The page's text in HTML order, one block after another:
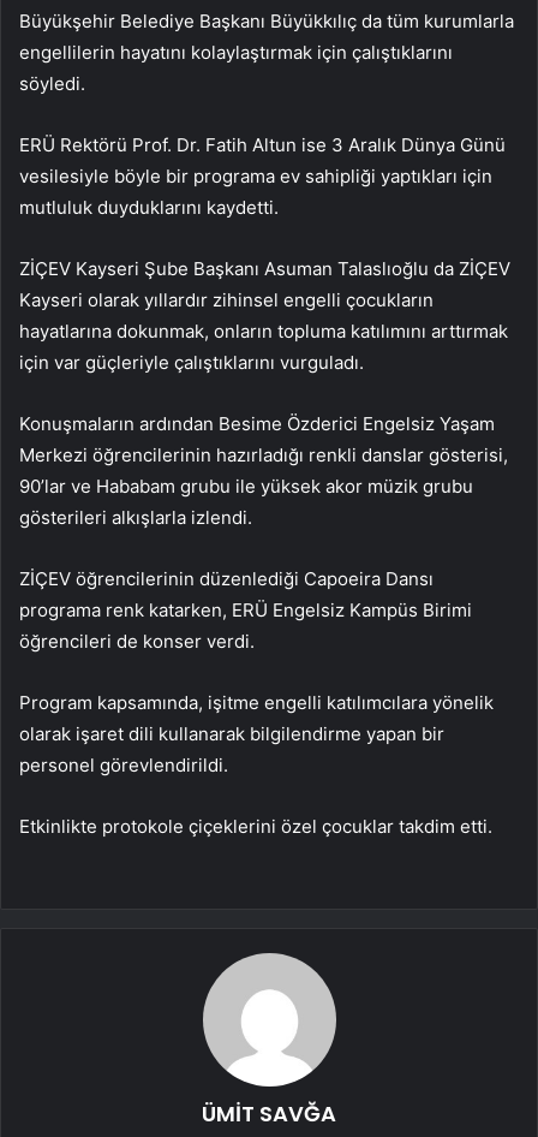
Büyükşehir Belediye Başkanı Büyükkılıç da tüm kurumlarla
engellilerin hayatını kolaylaştırmak için çalıştıklarını
söyledi.
ERÜ Rektörü Prof. Dr. Fatih Altun ise 3 Aralık Dünya Günü
vesilesiyle böyle bir programa ev sahipliği yaptıkları için
mutluluk duyduklarını kaydetti.
ZİÇEV Kayseri Şube Başkanı Asuman Talaslıoğlu da ZİÇEV
Kayseri olarak yıllardır zihinsel engelli çocukların
hayatlarına dokunmak, onların topluma katılımını arttırmak
için var güçleriyle çalıştıklarını vurguladı.
Konuşmaların ardından Besime Özderici Engelsiz Yaşam
Merkezi öğrencilerinin hazırladığı renkli danslar gösterisi,
90’lar ve Hababam grubu ile yüksek akor müzik grubu
gösterileri alkışlarla izlendi.
ZİÇEV öğrencilerinin düzenlediği Capoeira Dansı
programa renk katarken, ERÜ Engelsiz Kampüs Birimi
öğrencileri de konser verdi.
Program kapsamında, işitme engelli katılımcılara yönelik
olarak işaret dili kullanarak bilgilendirme yapan bir
personel görevlendirildi.
Etkinlikte protokole çiçeklerini özel çocuklar takdim etti.
ÜMİT SAVĞA